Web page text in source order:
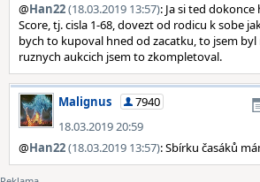
@Han22(18.03.2019 13:57): Ja si ted
Score, tj. cisla 1-68, dovezt od rodicu k sobe
bych to kupoval hned od zacatku, to jsem byl
ruznych aukcich jsem to zkompletoval.
Malignus
7940
18.03.2019 20:59
@Han22(18.03.2019 13:57): Sbírku časáků